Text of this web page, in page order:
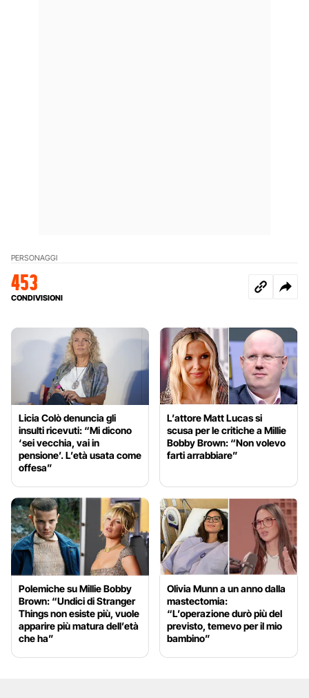
PERSONAGGI
453
CONDIVISIONI
Licia Colò denuncia gli
insulti ricevuti: “Mi dicono
‘sei vecchia, vai in
pensione’. L’età usata come
offesa”
L’attore Matt Lucas si
scusa per le critiche a Millie
Bobby Brown: “Non volevo
farti arrabbiare”
Polemiche su Millie Bobby
Brown: “Undici di Stranger
Things non esiste più, vuole
apparire più matura dell’età
che ha”
Olivia Munn a un anno dalla
mastectomia:
“L’operazione durò più del
previsto, temevo per il mio
bambino”